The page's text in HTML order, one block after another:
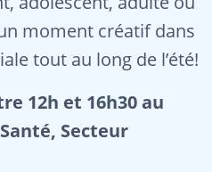
moment créatif dans
tout au long de l’été!
12h et 16h30 au
Secteur